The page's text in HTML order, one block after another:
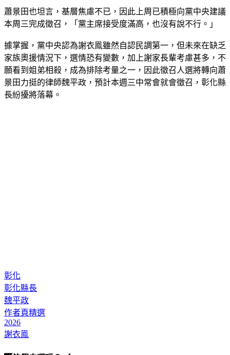
蕭景田也坦言，基層焦慮不已，因此上周已積極向黨中央建議
本周三完成徵召，「黨主席接受度滿高，也沒有說不行。」
據掌握，黨中央認為謝衣鳯雖然自認民調第一，但未來在缺乏
家族奧援情況下，選情恐有變數，加上謝家長輩考慮甚多，不
願看到姐弟相殺，成為排除考量之一，因此徵召人選將轉向蕭
景田力挺的律師魏平政，預計本週三中常會就會徵召，彰化縣
長紛擾將落幕。
彰化
彰化縣長
魏平政
作者頁精選
2026
謝衣鳯